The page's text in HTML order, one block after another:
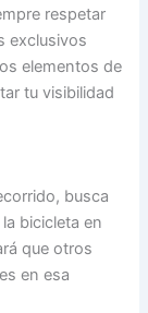
respetar
exclusivos
elementos de
tu visibilidad
busca
bicicleta en
que otros
en esa